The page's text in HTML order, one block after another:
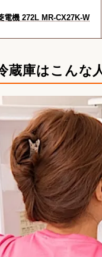
電機 272L MR-CX27K-W
蔵庫はこんな